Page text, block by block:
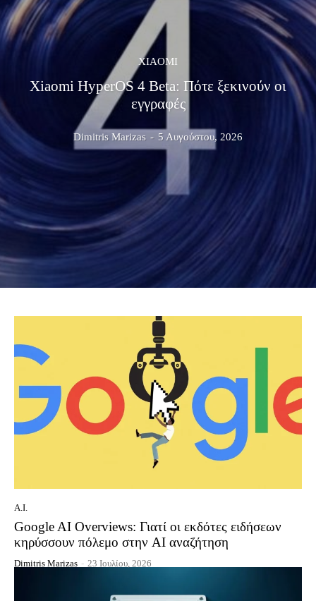
XIAOMI
Xiaomi HyperOS 4 Beta: Πότε ξεκινούν οι
εγγραφές
Dimitris Marizas - 5 Αυγούστου, 2026
A.I.
Google AI Overviews: Γιατί οι εκδότες ειδήσεων
κηρύσσουν πόλεμο στην AI αναζήτηση
Dimitris Marizas - 23 Ιουλίου, 2026